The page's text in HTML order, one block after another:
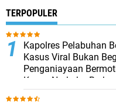
TERPOPULER
Kapolres Pelabuhan
Kasus Viral Bukan
Penganiayaan
Kasus Narkoba